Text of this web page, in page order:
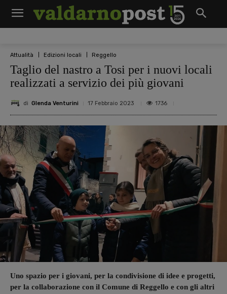
Attualità Edizioni locali Reggello
Taglio del nastro a Tosi per i nuovi locali
realizzati a servizio dei più giovani
di Glenda Venturini 17 Febbraio 2023 1736
Uno spazio per i giovani, per la condivisione di idee e progetti,
per la collaborazione con il Comune di Reggello e con gli altri